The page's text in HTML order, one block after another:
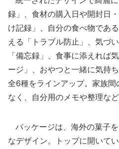
録」、食材の購入日や開封日
け記録」、自分の食べ物であ
える「トラブル防止」、気づ
「備忘録」、食事に添えれば
ージ」、おやつと一緒に気持
全6種をラインアップ。家族
なく、自分用のメモや整理な
パッケージは、海外の菓子
なデザイン。トップに開いて